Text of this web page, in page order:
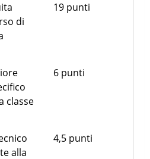
di
19 punti
classe
6 punti
alla
4,5 punti